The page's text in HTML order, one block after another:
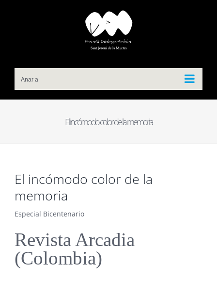
Anar a
El incómodo color de la memoria
El incómodo color de la
memoria
Especial Bicentenario
Revista Arcadia
(Colombia)